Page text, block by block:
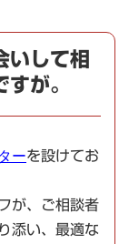
いして相
が。
ーを設けてお
が、ご相談者
添い、最適な